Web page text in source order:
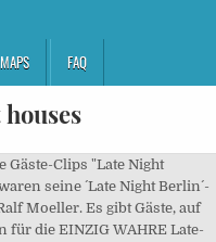
MAPS FAQ
Gäste-Clips "Late Night
seine ´Late Night Berlin´-
Moeller. Es gibt Gäste, auf
die EINZIG WAHRE Late-